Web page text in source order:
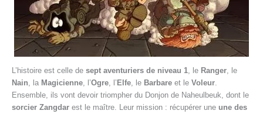
L’histoire est celle de sept aventuriers de niveau 1 , le Ranger , le
Nain , la Magicienne , l’Ogre , l’ Elfe , le Barbare et le Voleur
Ensemble, ils vont devoir triompher du Donjon de Naheulbeuk, dont le
sorcier Zangdar est le maître. Leur mission : récupérer une une des